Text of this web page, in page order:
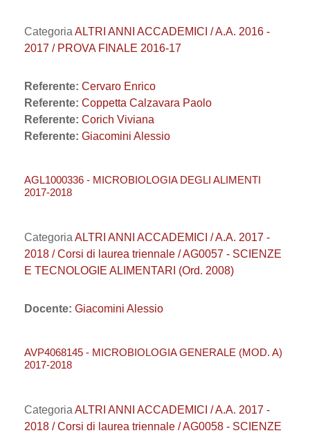
Categoria ALTRI ANNI ACCADEMICI / A.A. 2016 -
2017 / PROVA FINALE 2016-17
Referente: Cervaro Enrico
Referente: Coppetta Calzavara Paolo
Referente: Corich Viviana
Referente: Giacomini Alessio
AGL1000336 - MICROBIOLOGIA DEGLI ALIMENTI
2017-2018
Categoria ALTRI ANNI ACCADEMICI / A.A. 2017 -
2018 / Corsi di laurea triennale / AG0057 - SCIENZE
E TECNOLOGIE ALIMENTARI (Ord. 2008)
Docente: Giacomini Alessio
AVP4068145 - MICROBIOLOGIA GENERALE (MOD. A)
2017-2018
Categoria ALTRI ANNI ACCADEMICI / A.A. 2017 -
2018 / Corsi di laurea triennale / AG0058 - SCIENZE